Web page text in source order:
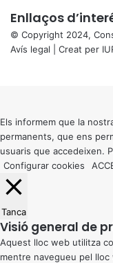
Enllaços
© Copyright 2024,
Avís legal | Creat per
button
Els informem que la
permanents, que ens
usuaris que accedeixen.
Configurar cookies
Tanca
Visió general de
Aquest lloc web utilitza
mentre navegueu pel lloc